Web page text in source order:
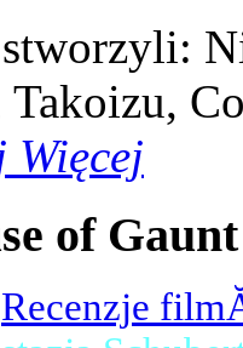
Takoizu,
Więcej
of Gaunt
Recenzje